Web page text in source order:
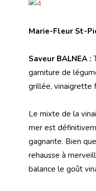
Marie-Fleur St-
Saveur BALNEA :
garniture de
grillée, vinaigrette
Le mixte de la
mer est
gagnante. Bien
rehausse à
balance le goût